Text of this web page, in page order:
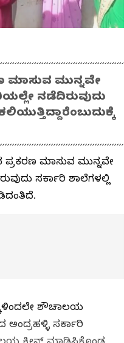
ಮಾಸುವ ಮುನ್ನವೇ
ನಡೆದಿರುವುದು
ಮಾಸುವ ಮುನ್ನವೇ
ಸರ್ಕಾರಿ ಶಾಲೆಗಳಲ್ಲಿ
ಶೌಚಾಲಯ
ಅಂದ್ರಹಳ್ಳಿ ಸರ್ಕಾರಿ
ಕ್ಲೀನ್ ಮಾಡಿಸಿಕೊಂಡ